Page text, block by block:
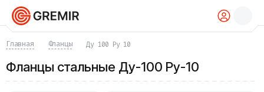
Трубы
Хомуты
Главная Фланцы Ду 100 Ру 10
Фланцы стальные Ду-100 Ру-10